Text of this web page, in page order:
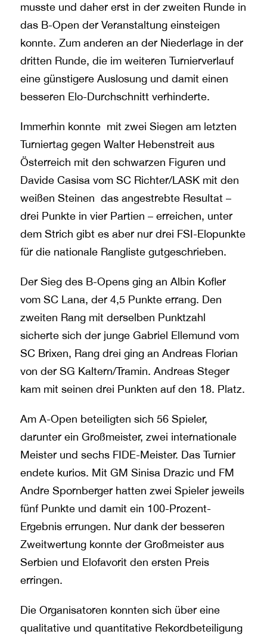
musste und daher erst in der zweiten Runde in
das B-Open der Veranstaltung einsteigen
konnte. Zum anderen an der Niederlage in der
dritten Runde, die im weiteren Turnierverlauf
eine günstigere Auslosung und damit einen
besseren Elo-Durchschnitt verhinderte.
Immerhin konnte mit zwei Siegen am letzten
Turniertag gegen Walter Hebenstreit aus
Österreich mit den schwarzen Figuren und
Davide Casisa vom SC Richter/LASK mit den
weißen Steinen das angestrebte Resultat –
drei Punkte in vier Partien – erreichen, unter
dem Strich gibt es aber nur drei FSI-Elopunkte
für die nationale Rangliste gutgeschrieben.
Der Sieg des B-Opens ging an Albin Kofler
vom SC Lana, der 4,5 Punkte errang. Den
zweiten Rang mit derselben Punktzahl
sicherte sich der junge Gabriel Ellemund vom
SC Brixen, Rang drei ging an Andreas Florian
von der SG Kaltern/Tramin. Andreas Steger
kam mit seinen drei Punkten auf den 18. Platz.
Am A-Open beteiligten sich 56 Spieler,
darunter ein Großmeister, zwei internationale
Meister und sechs FIDE-Meister. Das Turnier
endete kurios. Mit GM Sinisa Drazic und FM
Andre Spornberger hatten zwei Spieler jeweils
fünf Punkte und damit ein 100-Prozent-
Ergebnis errungen. Nur dank der besseren
Zweitwertung konnte der Großmeister aus
Serbien und Elofavorit den ersten Preis
erringen.
Die Organisatoren konnten sich über eine
qualitative und quantitative Rekordbeteiligung